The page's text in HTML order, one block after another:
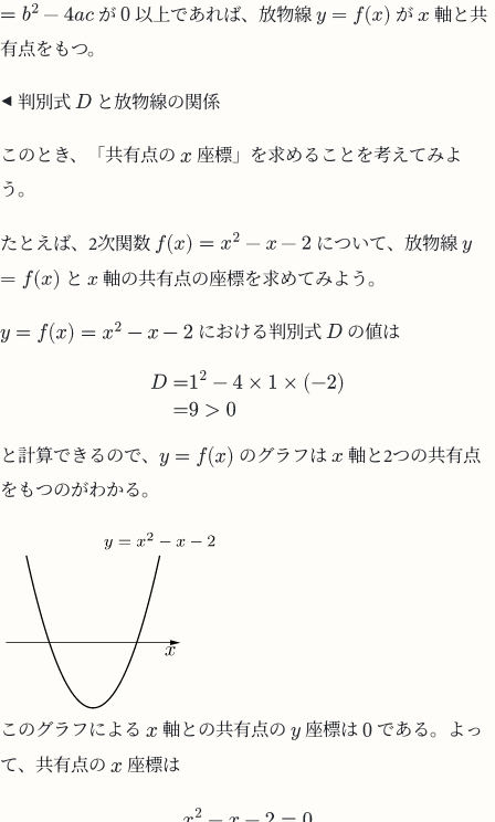
が
以上であれば、放物線 が
軸と共
有点をもつ。
判別式 と放物線の関係
このとき、「共有点の
座標」を求めることを考えてみよ
う。
たとえば、2次関数
について、放物線
と
軸の共有点の座標を求めてみよう。
における判別式 の値は
と計算できるので、 のグラフは
軸と2つの共有点
をもつのがわかる。
このグラフによる 軸との共有点の 座標は
である。よっ
て、共有点の
座標は